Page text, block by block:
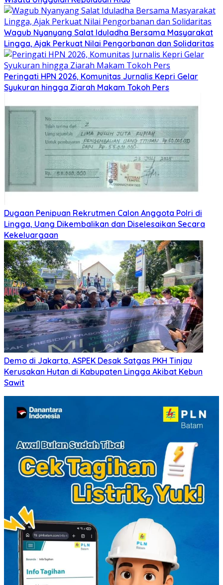
Wagub Nyanyang Salat Iduladha Bersama Masyarakat
Lingga, Ajak Perkuat Nilai Pengorbanan dan Solidaritas
Peringati HPN 2026, Komunitas Jurnalis Kepri Gelar
Syukuran hingga Ziarah Makam Tokoh Pers
Dugaan Penipuan Rekrutmen Calon Anggota Polri di
Lingga, Uang Dikembalikan dan Diselesaikan Secara
Kekeluargaan
Demo di Jakarta, ASPEK Desak Satgas PKH Tinjau
Kerusakan Hutan di Kabupaten Lingga Akibat Kebun
Sawit